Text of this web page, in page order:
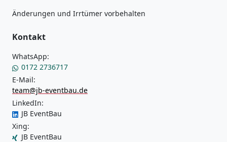
Änderungen und Irrtümer vorbehalten
Kontakt
WhatsApp:
0172 2736717
E-Mail:
team@jb-eventbau.de
LinkedIn:
JB EventBau
Xing:
JB EventBau